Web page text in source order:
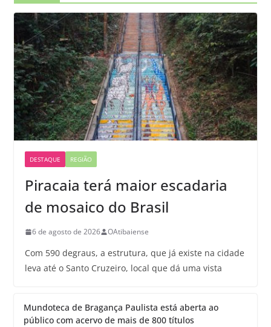
DESTAQUE REGIÃO
Piracaia terá maior escadaria
de mosaico do Brasil
6 de agosto de 2026 OAtibaiense
Com 590 degraus, a estrutura, que já existe na cidade
leva até o Santo Cruzeiro, local que dá uma vista
Mundoteca de Bragança Paulista está aberta ao
público com acervo de mais de 800 títulos